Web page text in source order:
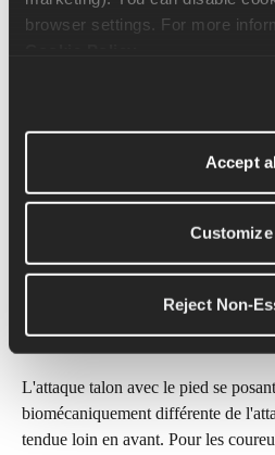
Accept
Customize
Reject Non-
corriger. Pour de nombreux
façon de pratiquer la course à pied.
Quand l'attaque
Foulée trop longue
Le problème le plus courant
l'attaque talon en elle-même. C'est
L'allongement excessif de la foulée
atterrisse bien en avant du centre de
peut créer une force de freinage et
supplémentaire sur les articulations.
L'attaque talon avec le pied se
biomécaniquement différente de
tendue loin en avant. Pour les